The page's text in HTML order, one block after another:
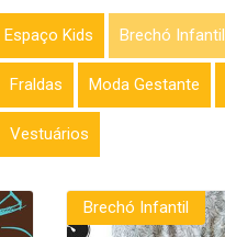
Kids Brechó Infantil
Fraldas Moda Gestante
Vestuários
Brechó Infantil